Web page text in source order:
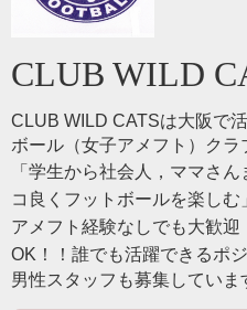
CLUB WILD
CLUB WILD CATSは大阪で
ボール（女子アメフト）クラ
「学生から社会人，ママさ
コ良くフットボールを楽しむ
アメフト経験なしでも大歓
OK！！誰でも活躍できるポ
男性スタッフも募集していま